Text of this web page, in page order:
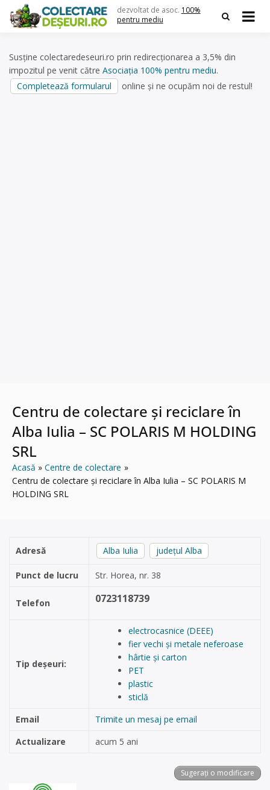
content
dezvoltat de asoc. 100%
pentru mediu
Susține colectaredeseuri.ro prin redirecționarea a 3,5% din
impozitul pe venit către Asociația 100% pentru mediu.
Completează formularul
online și ne ocupăm noi de restul!
Centru de colectare și reciclare în
Alba Iulia – SC POLARIS M HOLDING
SRL
Acasă
Centre de colectare
Centru de colectare și reciclare în Alba Iulia – SC POLARIS M
HOLDING SRL
Adresă Alba Iulia județul Alba
Punct de lucru Str. Horea, nr. 38
Telefon 0723118739
Tip deșeuri:
electrocasnice (DEEE)
fier vechi și metale neferoase
hârtie și carton
PET
plastic
sticlă
Email
Trimite un mesaj pe email
Actualizare
acum 5 ani
Sugerați o modificare